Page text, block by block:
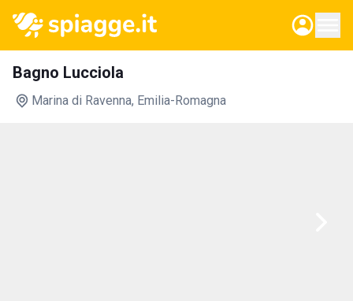
Bagno Lucciola
Marina di Ravenna, Emilia-Romagna